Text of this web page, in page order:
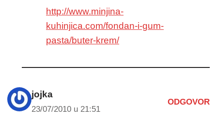
http://www.minjina-
kuhinjica.com/fondan-i-gum-
pasta/buter-krem/
jojka
23/07/2010 u 21:51
ODGOVOR